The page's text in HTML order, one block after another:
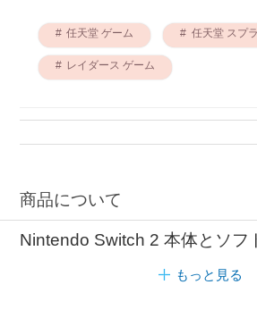
任天堂 ゲーム 任天堂 スプ
レイダース ゲーム
商品について
Nintendo Switch 2 本体とソフ
もっと見る